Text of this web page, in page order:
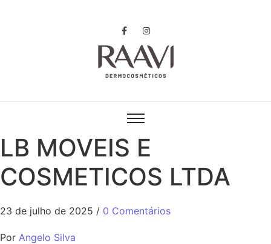
LB MOVEIS E
COSMETICOS LTDA
23 de julho de 2025 / 0 Comentários
Por Angelo Silva